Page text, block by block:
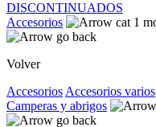
DISCONTINUADOS
Accesorios
Volver
Accesorios Accesorios varios
Camperas y abrigos